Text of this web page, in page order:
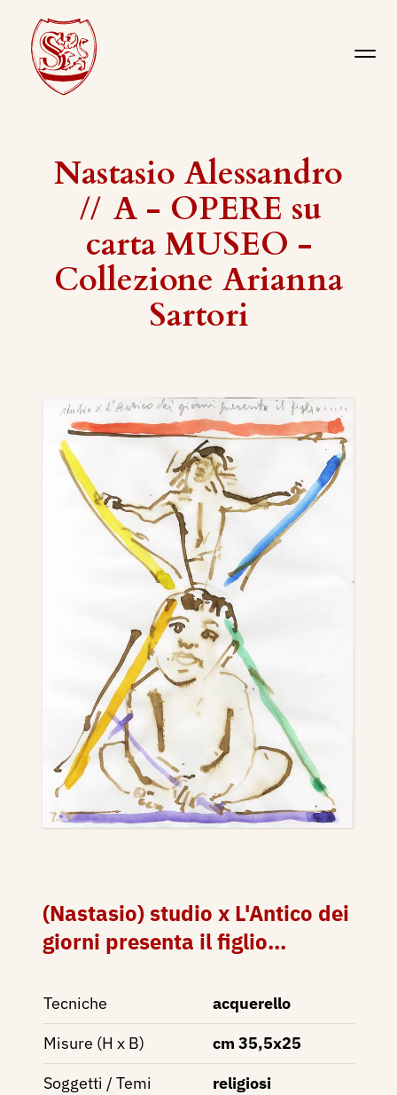
Nastasio Alessandro
// A - OPERE su
carta MUSEO -
Collezione Arianna
Sartori
(Nastasio) studio x L'Antico dei
giorni presenta il figlio...
Tecniche
acquerello
Misure (H x B)
cm 35,5x25
Soggetti / Temi
religiosi